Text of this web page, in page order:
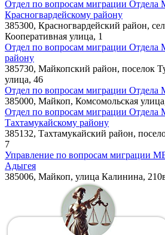
Отдел по вопросам миграции
Красногвардейскому району
385300, Красногвардейский район,
Кооперативная улица, 1
Отдел по вопросам миграции
району
385730, Майкопский район, поселок
улица, 46
Отдел по вопросам миграции
385000, Майкоп, Комсомольская
Отдел по вопросам миграции
Тахтамукайскому району
385132, Тахтамукайский район,
7
Управление по вопросам миграции
Адыгея
385006, Майкоп, улица Калинина,